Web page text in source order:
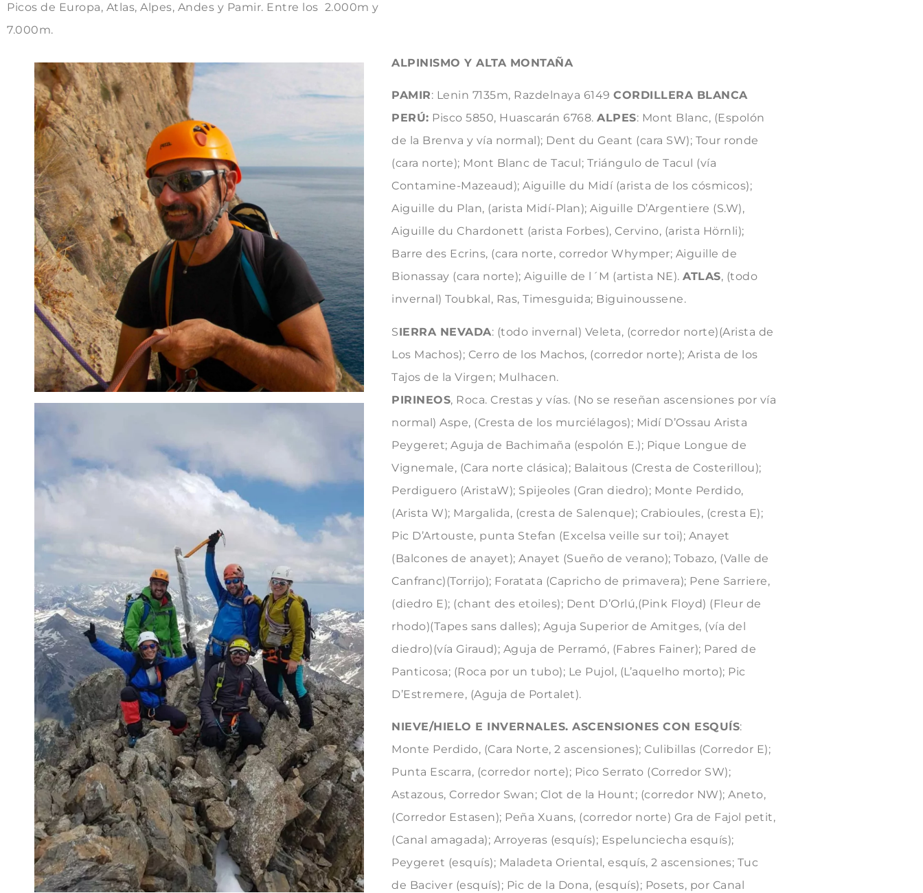
Picos de Europa, Atlas, Alpes, Andes y Pamir. Entre los 2.000m y
7.000m.
ALPINISMO Y ALTA MONTAÑA
PAMIR: Lenin 7135m, Razdelnaya 6149 CORDILLERA BLANCA
PERÚ: Pisco 5850, Huascarán 6768. ALPES: Mont Blanc, (Espolón
de la Brenva y vía normal); Dent du Geant (cara SW); Tour ronde
(cara norte); Mont Blanc de Tacul; Triángulo de Tacul (vía
Contamine-Mazeaud); Aiguille du Midí (arista de los cósmicos);
Aiguille du Plan, (arista Midí-Plan); Aiguille D’Argentiere (S.W),
Aiguille du Chardonett (arista Forbes), Cervino, (arista Hörnli);
Barre des Ecrins, (cara norte, corredor Whymper; Aiguille de
Bionassay (cara norte); Aiguille de l´M (artista NE). ATLAS, (todo
invernal) Toubkal, Ras, Timesguida; Biguinoussene.
SIERRA NEVADA: (todo invernal) Veleta, (corredor norte)(Arista de
Los Machos); Cerro de los Machos, (corredor norte); Arista de los
Tajos de la Virgen; Mulhacen.
PIRINEOS, Roca. Crestas y vías. (No se reseñan ascensiones por vía
normal) Aspe, (Cresta de los murciélagos); Midí D’Ossau Arista
Peygeret; Aguja de Bachimaña (espolón E.); Pique Longue de
Vignemale, (Cara norte clásica); Balaitous (Cresta de Costerillou);
Perdiguero (AristaW); Spijeoles (Gran diedro); Monte Perdido,
(Arista W); Margalida, (cresta de Salenque); Crabioules, (cresta E);
Pic D’Artouste, punta Stefan (Excelsa veille sur toi); Anayet
(Balcones de anayet); Anayet (Sueño de verano); Tobazo, (Valle de
Canfranc)(Torrijo); Foratata (Capricho de primavera); Pene Sarriere,
(diedro E); (chant des etoiles); Dent D’Orlú,(Pink Floyd) (Fleur de
rhodo)(Tapes sans dalles); Aguja Superior de Amitges, (vía del
diedro)(vía Giraud); Aguja de Perramó, (Fabres Fainer); Pared de
Panticosa; (Roca por un tubo); Le Pujol, (L’aquelho morto); Pic
D’Estremere, (Aguja de Portalet).
NIEVE/HIELO E INVERNALES. ASCENSIONES CON ESQUÍS:
Monte Perdido, (Cara Norte, 2 ascensiones); Culibillas (Corredor E);
Punta Escarra, (corredor norte); Pico Serrato (Corredor SW);
Astazous, Corredor Swan; Clot de la Hount; (corredor NW); Aneto,
(Corredor Estasen); Peña Xuans, (corredor norte) Gra de Fajol petit,
(Canal amagada); Arroyeras (esquís); Espelunciecha esquís);
Peygeret (esquís); Maladeta Oriental, esquís, 2 ascensiones; Tuc
de Baciver (esquís); Pic de la Dona, (esquís); Posets, por Canal